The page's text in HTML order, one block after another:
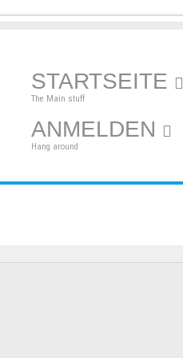
STARTSEITE
The Main stuff
ANMELDEN
Hang around